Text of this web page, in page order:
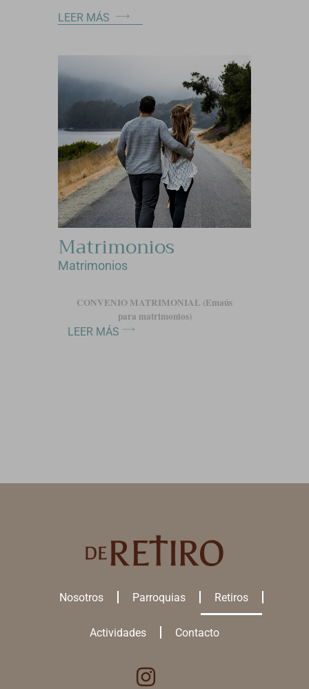
LEER MÁS
Matrimonios
Matrimonios
CONVENIO MATRIMONIAL (Emaús
para matrimonios)
LEER MÁS
Nosotros Parroquias Retiros
Actividades Contacto